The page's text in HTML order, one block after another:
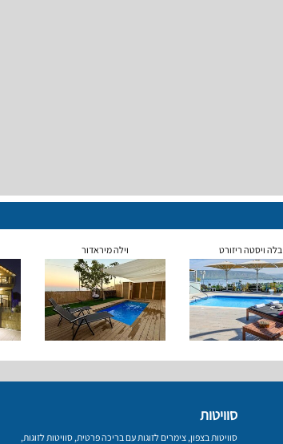
בלה ויסטה ריזורט וילה מיראדור
סוויטות
סוויטות בצפון, צימרים לזוגות עם בריכה פרטית, סוויטות לזוגות,